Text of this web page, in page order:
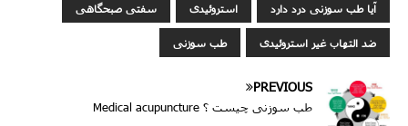
آیا طب سوزنی درد دارد استروئیدی سفتی صبحگاهی
ضد التهاب غیر استروئیدی طب سوزنی
PREVIOUS
طب سوزنی چيست ؟ Medical acupuncture